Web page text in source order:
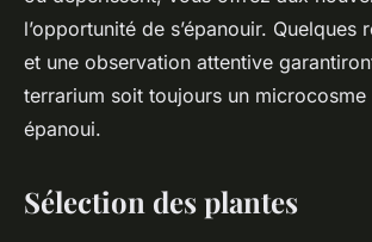
l’opportunité de s’épanouir. Quelques
et une observation attentive
terrarium soit toujours un microcosme
épanoui.
Sélection des plantes